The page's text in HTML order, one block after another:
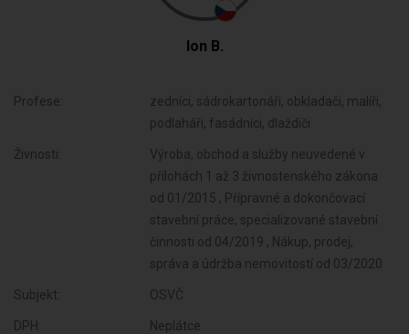
Ion B.
Profese:
zedníci, sádrokartonáři, obkladači, malíři,
podlaháři, fasádníci, dlaždiči
Živnosti:
Výroba, obchod a služby neuvedené v
přílohách 1 až 3 živnostenského zákona
od 01/2015 , Přípravné a dokončovací
stavební práce, specializované stavební
činnosti od 04/2019 , Nákup, prodej,
správa a údržba nemovitostí od 03/2020
Subjekt: OSVČ
DPH: Neplátce